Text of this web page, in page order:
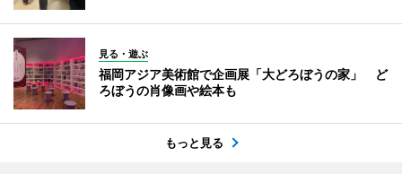
見る・遊ぶ
福岡アジア美術館で企画展「大どろぼうの家」 ど
ろぼうの肖像画や絵本も
もっと見る